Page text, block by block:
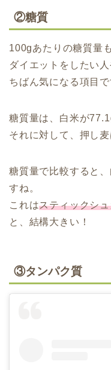
②糖質
100gあたりの糖質量
ダイエットをしたい
ちばん気になる項目で
糖質量は、白米が
それに対して、押し
糖質量で比較すると
すね。
これはスティックシ
と、結構大きい！
③タンパク質